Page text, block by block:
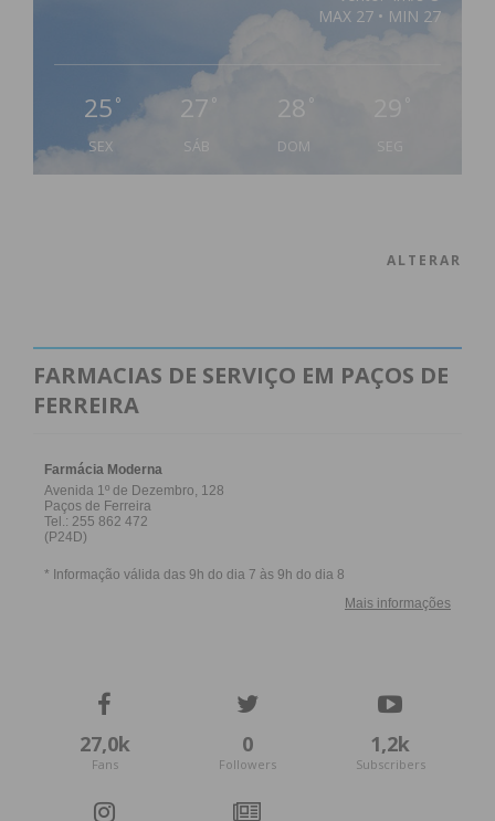
MAX 27 • MIN 27
25 °
SEX
27 °
SÁB
28 °
DOM
ALTERAR
FARMACIAS DE SERVIÇO EM PAÇOS DE
FERREIRA
27,0k
Fans
0
Followers
1,2k
Subscribers